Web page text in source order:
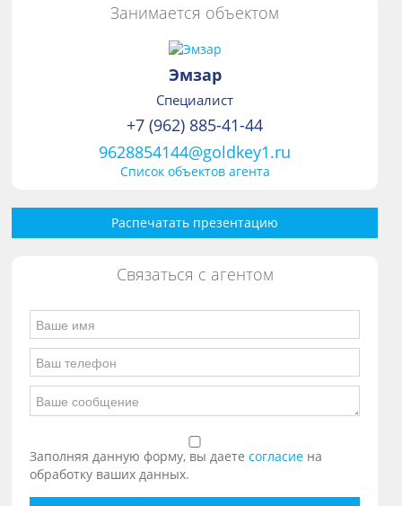
Занимается объектом
Эмзар
Специалист
+7 (962) 885-41-44
9628854144@goldkey1.ru
Список объектов агента
Распечатать презентацию
Связаться с агентом
Заполняя данную форму, вы даетесогласие на
обработку ваших данных.